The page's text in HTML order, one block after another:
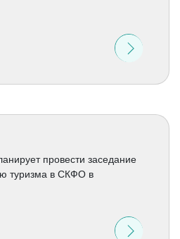
провести заседание
туризма в СКФО в